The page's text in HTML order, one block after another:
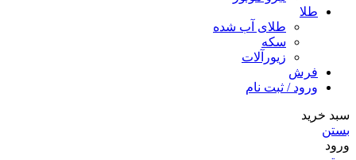
طلا
طلای آب شده
سکه
زیورآلات
فرش
ورود / ثبت نام
سبد خرید
بستن
ورود